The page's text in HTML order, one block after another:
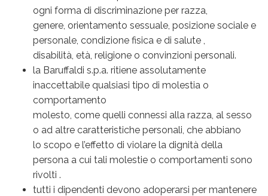
ogni forma di discriminazione per razza,
genere, orientamento sessuale, posizione sociale e
personale, condizione fisica e di salute ,
disabilità, età, religione o convinzioni personali.
la Baruffaldi s.p.a. ritiene assolutamente
inaccettabile qualsiasi tipo di molestia o
comportamento
molesto, come quelli connessi alla razza, al sesso
o ad altre caratteristiche personali, che abbiano
lo scopo e l’effetto di violare la dignità della
persona a cui tali molestie o comportamenti sono
rivolti .
tutti i dipendenti devono adoperarsi per mantenere